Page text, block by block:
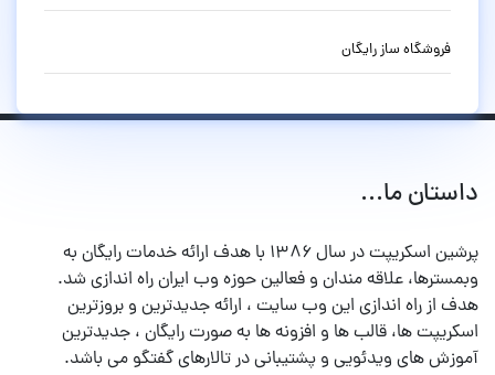
فروشگاه ساز رایگان
داستان ما...
پرشین اسکریپت در سال ۱۳۸۶ با هدف ارائه خدمات رایگان به
وبمسترها، علاقه مندان و فعالین حوزه وب ایران راه اندازی شد.
هدف از راه اندازی این وب سایت ، ارائه جدیدترین و بروزترین
اسکریپت ها، قالب ها و افزونه ها به صورت رایگان ، جدیدترین
آموزش های ویدئویی و پشتیبانی در تالارهای گفتگو می باشد.